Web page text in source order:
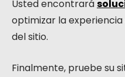
Usted encontrará
optimizar la
del sitio.
Finalmente, pruebe su